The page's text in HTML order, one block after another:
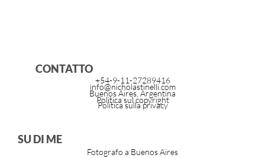
SU DI ME
Fotografo a Buenos Aires
CONTATTO
+54-9-11-27289416
info@nicholastinelli.com
Buenos Aires, Argentina
Politica sul copyright
Politica sulla privacy